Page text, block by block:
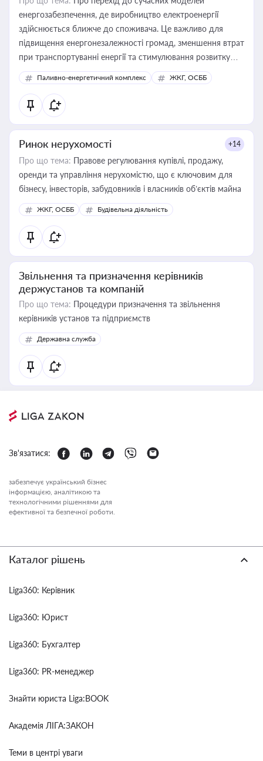
енергозабезпечення, де виробництво електроенергії
здійснюється ближче до споживача. Це важливо для
підвищення енергонезалежності громад, зменшення втрат
при транспортуванні енергії та стимулювання розвитку
відновлюваних джерел
Паливно-енергетичний комплекс ЖКГ, ОСББ
Ринок нерухомості +14
Про що тема: Правове регулювання купівлі, продажу,
оренди та управління нерухомістю, що є ключовим для
бізнесу, інвесторів, забудовників і власників об’єктів майна
ЖКГ, ОСББ Будівельна діяльність
Звільнення та призначення керівників
держустанов та компаній
Про що тема: Процедури призначення та звільнення
керівників установ та підприємств
Державна служба
Зв'язатися:
забезпечує український бізнес
інформацією, аналітикою та
технологічними рішеннями для
ефективної та безпечної роботи.
Каталог рішень
Liga360: Керівник
Liga360: Юрист
Liga360: Бухгалтер
Liga360: PR-менеджер
Знайти юриста Liga:BOOK
Академія ЛІГА:ЗАКОН
Теми в центрі уваги